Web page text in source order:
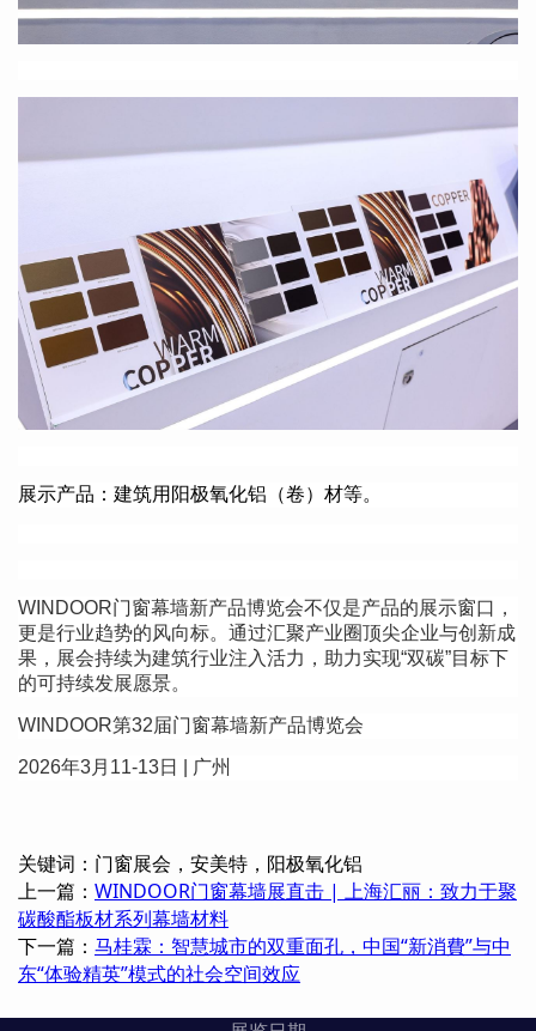
展示产品： 建筑用阳极氧化铝（卷）材等。
WINDOOR门窗幕墙新产品博览会不仅是产品的展示窗口，
更是行业趋势的风向标。通过汇聚产业圈顶尖企业与创新成
果，展会持续为建筑行业注入活力，助力实现“双碳”目标下
的可持续发展愿景。
WINDOOR第32届门窗幕墙新产品博览会
2026年3月 11-13日 广州
关键词：门窗展会，安美特，阳极氧化铝
上一篇： WINDOOR门窗幕墙展直击 | 上海汇丽：致力于聚
碳酸酯板材系列幕墙材料
下一篇： 马桂霖：智慧城市的双重面孔，中国“新消費”与中
东“体验精英”模式的社会空间效应